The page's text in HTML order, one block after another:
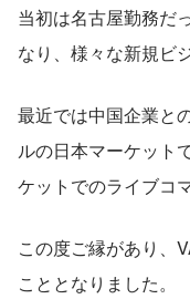
当初は名古屋勤務だ
なり、様々な新規ビ
最近では中国企業と
ルの日本マーケット
ケットでのライブコ
この度ご縁があり、
こととなりました。